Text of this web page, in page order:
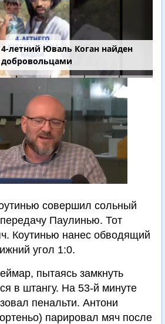
4-летний Юваль Коган найден
добровольцами
совершил сольный
Паулинью. Тот
Коутинью нанес обводящий
угол 1:0.
пытаясь замкнуть
в штангу. На 53-й минуте
пенальти. Антони
парировал мяч после